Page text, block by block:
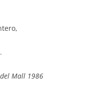
del Mall 1986